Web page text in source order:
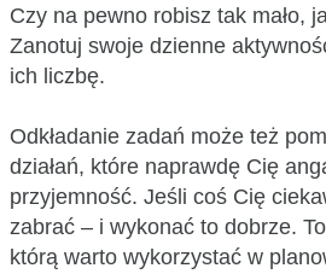
Czy na pewno robisz tak mało,
Zanotuj swoje dzienne
ich liczbę.
Odkładanie zadań może też
działań, które naprawdę Cię
przyjemność. Jeśli coś Cię
zabrać – i wykonać to dobrze.
którą warto wykorzystać w